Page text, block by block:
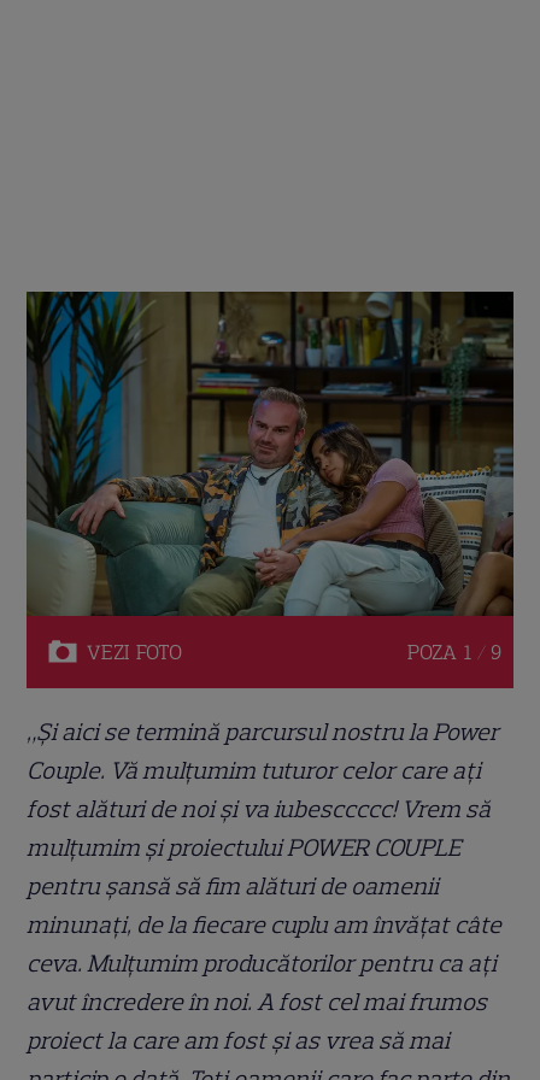
VEZI FOTO POZA 1 / 9
„Și aici se termină parcursul nostru la Power
Couple. Vă mulțumim tuturor celor care ați
fost alături de noi și va iubesccccc! Vrem să
mulțumim și proiectului POWER COUPLE
pentru șansă să fim alături de oamenii
minunați, de la fiecare cuplu am învățat câte
ceva. Mulțumim producătorilor pentru ca ați
avut încredere în noi. A fost cel mai frumos
proiect la care am fost și as vrea să mai